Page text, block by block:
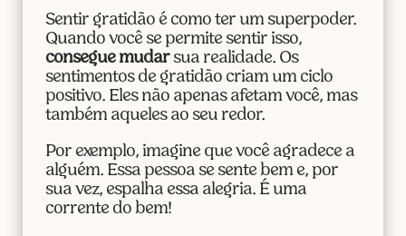
Sentir gratidão é como ter um superpoder.
Quando você se permite sentir isso,
consegue mudarsua realidade. Os
sentimentos de gratidão criam um ciclo
positivo. Eles não apenas afetam você, mas
também aqueles ao seu redor.
Por exemplo, imagine que você agradece a
alguém. Essa pessoa se sente bem e, por
sua vez, espalha essa alegria. É uma
corrente do bem!